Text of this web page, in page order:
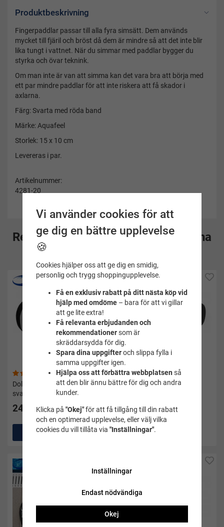
Produktbeskrivning
Fingerpaddlar passar till alla fyra simsätt. Dem används
mycket till fjäril och bröst då dem är mindre så att det inte blir
lika tungt i vattnet. När du simmar med paddlar bygger du
styrka och övar teknink.
Om man inte är van att simma kan det vara bra att börja med
ett par mindre paddlar för att inte riskera att få skador i
axlarna.
Färg: Svarta med röda band
Märke: Aquafeel
Storlek: 15 x 10 cm
Levereras i par.
Artikelnummer:
4281-20
Rekommenderade tillbehör till denna
(1)
Dolme - Pull buoy Navigator
svart/vit - Soak
249 kr
Köp
(32)
Dolme Foam pull buoy II
199 kr
Köp
Vi använder cookies för att
ge dig en bättre upplevelse
🍪
Cookies hjälper oss att ge dig en smidig,
personlig och trygg shoppingupplevelse.
Få en exklusiv rabatt på ditt nästa köp vid
hjälp med omdöme– bara för att vi gillar
att ge lite extra!
Få relevanta erbjudanden och
rekommendationersom är
skräddarsydda för dig.
Spara dina uppgifteroch slippa fylla i
samma uppgifter igen.
Hjälpa oss att förbättra webbplatsen så
att den blir ännu bättre för dig och andra
kunder.
Klicka på "Okej"för att få tillgång till din rabatt
och en optimerad upplevelse, eller välj vilka
cookies du vill tillåta via "Inställningar".
Inställningar
Endast nödvändiga
Okej